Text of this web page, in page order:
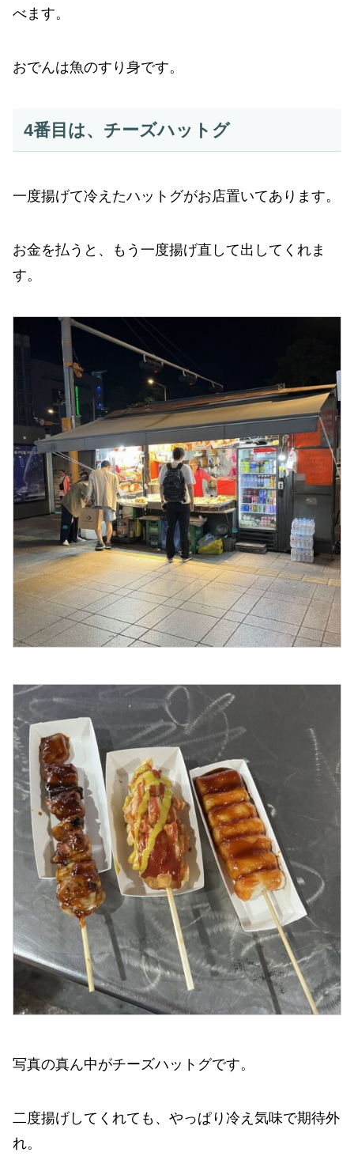
べます。
おでんは魚のすり身です。
4番目は、チーズハットグ
一度揚げて冷えたハットグがお店置いてあります。
お金を払うと、もう一度揚げ直して出してくれま
す。
写真の真ん中がチーズハットグです。
二度揚げしてくれても、やっぱり冷え気味で期待外
れ。